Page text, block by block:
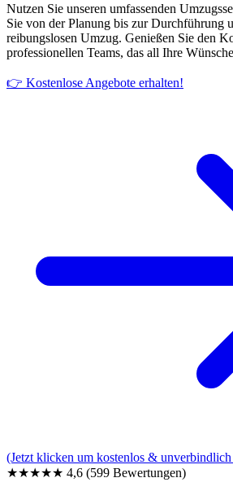
Nutzen Sie unseren umfassenden
Sie von der Planung bis zur Durchführung
reibungslosen Umzug. Genießen Sie den
professionellen Teams, das all Ihre
👉 Kostenlose Angebote erhalten!
(Jetzt klicken um kostenlos & unverbindlich
★★★★★ 4,6 (599 Bewertungen)